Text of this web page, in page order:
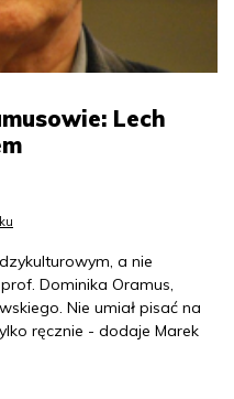
Lech
a nie
Dominika Oramus,
Nie umiał pisać na
ręcznie - dodaje Marek